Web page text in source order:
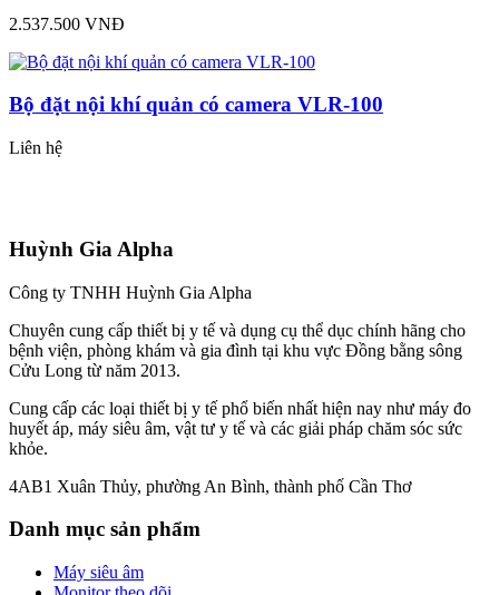
2.537.500 VNĐ
Bộ đặt nội khí quản có camera VLR-100
Liên hệ
Huỳnh Gia Alpha
Công ty TNHH Huỳnh Gia Alpha
Chuyên cung cấp thiết bị y tế và dụng cụ thể dục chính hãng cho
bệnh viện, phòng khám và gia đình tại khu vực Đồng bằng sông
Cửu Long từ năm 2013.
Cung cấp các loại thiết bị y tế phổ biến nhất hiện nay như máy đo
huyết áp, máy siêu âm, vật tư y tế và các giải pháp chăm sóc sức
khỏe.
4AB1 Xuân Thủy, phường An Bình, thành phố Cần Thơ
Danh mục sản phẩm
Máy siêu âm